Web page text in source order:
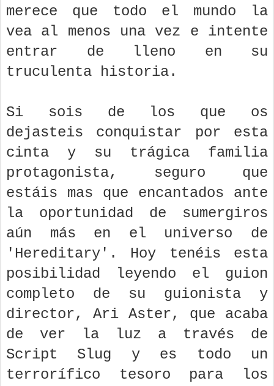
merece que todo el mundo la
vea al menos una vez e intente
entrar de lleno en su
truculenta historia.
Si sois de los que os
dejasteis conquistar por esta
cinta y su trágica familia
protagonista, seguro que
estáis mas que encantados ante
la oportunidad de sumergiros
aún más en el universo de
'Hereditary'. Hoy tenéis esta
posibilidad leyendo el guion
completo de su guionista y
director, Ari Aster, que acaba
de ver la luz a través de
Script Slug y es todo un
terrorífico tesoro para los